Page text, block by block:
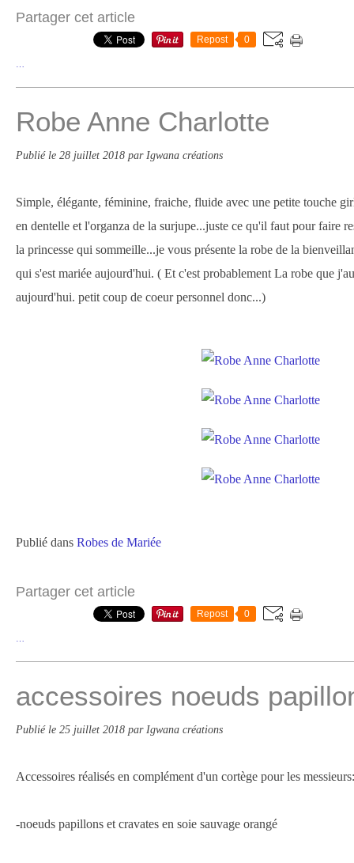
Partager cet article
Repost 0
Robe Anne Charlotte
Publié le 28 juillet 2018 par Igwana créations
Simple, élégante, féminine, fraiche, fluide avec une petite touche
en dentelle et l'organza de la surjupe...juste ce qu'il faut pour faire
la princesse qui sommeille...je vous présente la robe de la
qui s'est mariée aujourd'hui. ( Et c'est probablement La robe que
aujourd'hui. petit coup de coeur personnel donc...)
Publié dans Robes de Mariée
Partager cet article
Repost 0
accessoires noeuds
Publié le 25 juillet 2018 par Igwana créations
Accessoires réalisés en complément d'un cortège pour les messieurs:
-noeuds papillons et cravates en soie sauvage orangé